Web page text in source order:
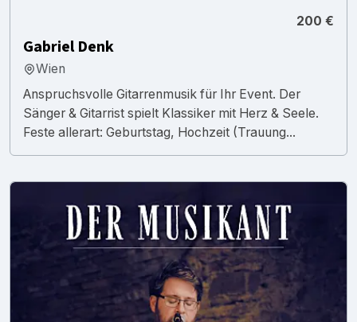
200 €
Gabriel Denk
Wien
Anspruchsvolle Gitarrenmusik für Ihr Event. Der
Sänger & Gitarrist spielt Klassiker mit Herz & Seele.
Feste allerart: Geburtstag, Hochzeit (Trauung...